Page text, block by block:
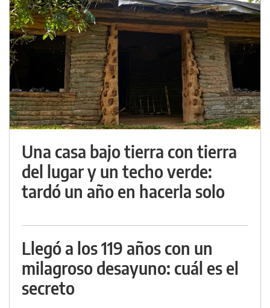
Una casa bajo tierra con tierra
del lugar y un techo verde:
tardó un año en hacerla solo
Llegó a los 119 años con un
milagroso desayuno: cuál es el
secreto